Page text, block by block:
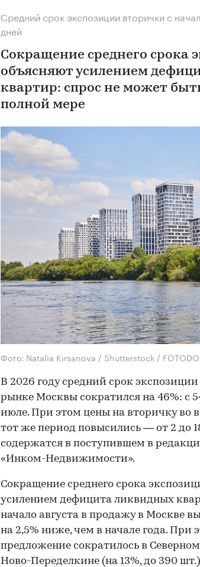
Средний срок экспозиции вторички с
дней
Сокращение среднего срока
объясняют усилением
квартир: спрос не может
полной мере
Фото: Natalia Kirsanova / Shutterstock /
В 2026 году средний срок
рынке Москвы сократился на 46%: с
июле. При этом цены на вторичку во
тот же период повысились — от 2 до
содержатся в поступившем в
«Инком-Недвижимости».
Сокращение среднего срока
усилением дефицита ликвидных
начало августа в продажу в Москве
на 2,5% ниже, чем в начале года. При
предложение сократилось в
Ново-Переделкине (на 13%, до 390